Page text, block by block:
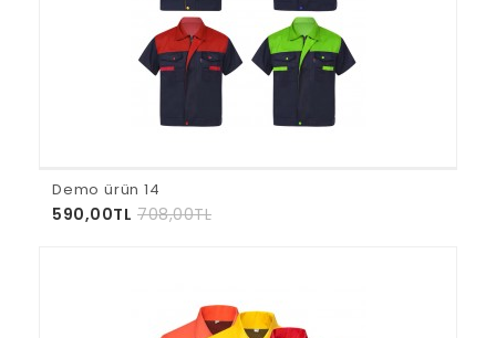
Demo ürün 14
590,00TL 708,00TL